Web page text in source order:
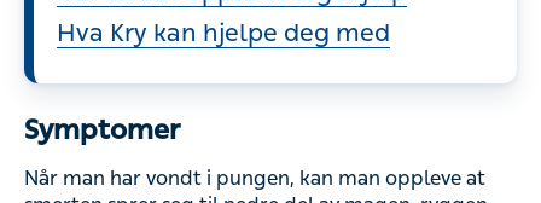
Når du bør oppsøke legehjelp
Symptomer